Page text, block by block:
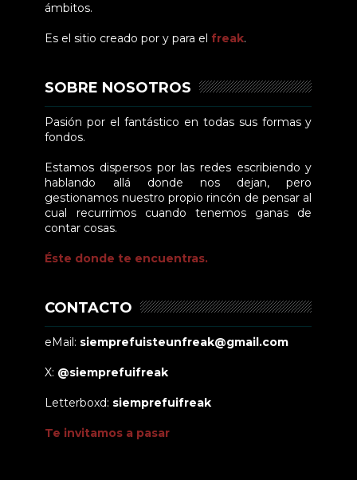
ámbitos.
Es el sitio creado por y para elfreak.
SOBRE NOSOTROS
Pasión por el fantástico en todas sus formas y
fondos.
Estamos dispersos por las redes escribiendo y
hablando allá donde nos dejan, pero
gestionamos nuestro propio rincón de pensar al
cual recurrimos cuando tenemos ganas de
contar cosas.
Éste donde te encuentras.
CONTACTO
eMail: siemprefuisteunfreak@gmail.com
X: @siemprefuifreak
Letterboxd: siemprefuifreak
Te invitamos a pasar